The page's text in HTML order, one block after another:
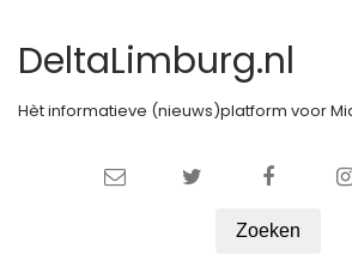
DeltaLimburg.nl
Hèt informatieve (nieuws)platform voor
Zoeken